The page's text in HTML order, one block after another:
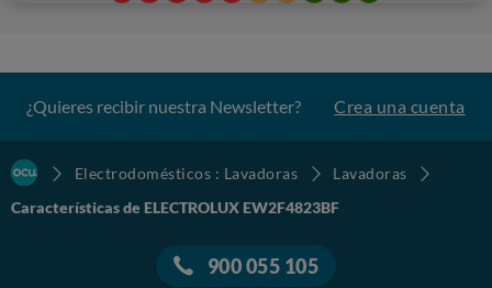
¿Quieres recibir nuestra Newsletter? Crea una cuenta
Electrodomésticos : Lavadoras
Lavadoras
Características de ELECTROLUX EW2F4823BF
900 055 105